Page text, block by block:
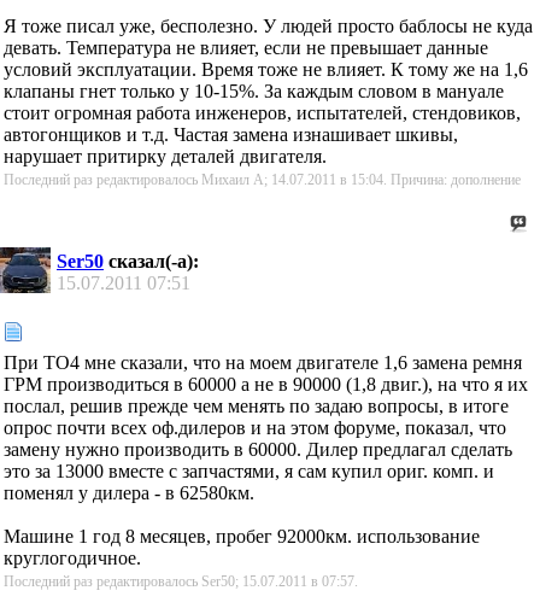
Я тоже писал уже, бесполезно. У людей просто баблосы не куда
девать. Температура не влияет, если не превышает данные
условий эксплуатации. Время тоже не влияет. К тому же на 1,6
клапаны гнет только у 10-15%. За каждым словом в мануале
стоит огромная работа инженеров, испытателей, стендовиков,
автогонщиков и т.д. Частая замена изнашивает шкивы,
нарушает притирку деталей двигателя.
Последний раз редактировалось Михаил А; 14.07.2011 в 15:04. Причина: дополнение
Ser50 сказал(-а):
15.07.2011 07:51
При ТО4 мне сказали, что на моем двигателе 1,6 замена ремня
ГРМ производиться в 60000 а не в 90000 (1,8 двиг.), на что я их
послал, решив прежде чем менять по задаю вопросы, в итоге
опрос почти всех оф.дилеров и на этом форуме, показал, что
замену нужно производить в 60000. Дилер предлагал сделать
это за 13000 вместе с запчастями, я сам купил ориг. комп. и
поменял у дилера - в 62580км.
Машине 1 год 8 месяцев, пробег 92000км. использование
круглогодичное.
Последний раз редактировалось Ser50; 15.07.2011 в 07:57.